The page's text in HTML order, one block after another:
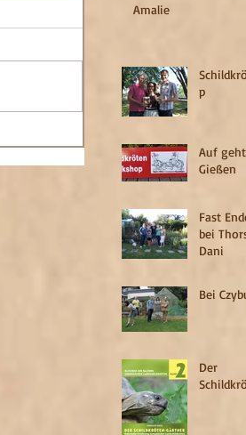
Amalie
p
Auf geht es
Gießen
Fast
bei
Dani
Bei
Der